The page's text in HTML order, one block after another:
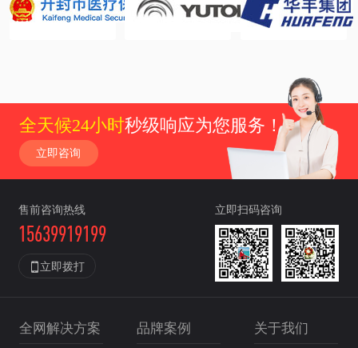
全天候24小时秒级响应为您服务！
立即咨询
售前咨询热线
15639919199
 立即拨打
立即扫码咨询
全网解决方案 品牌案例 关于我们